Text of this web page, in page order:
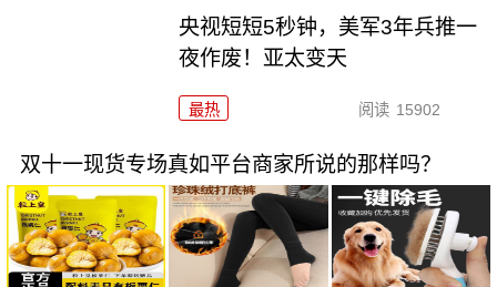
央视短短5秒钟，美军3年兵推一
夜作废！亚太变天
最热 阅读 15902
双十一现货专场真如平台商家所说的那样吗？